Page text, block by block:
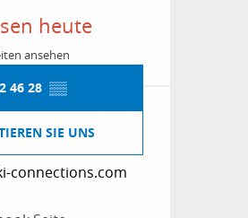
heute
ansehen
46 28 ▒▒
SIE UNS
connections.com